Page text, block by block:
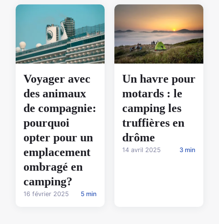
Voyager avec
des animaux
de compagnie:
pourquoi
opter pour un
emplacement
ombragé en
camping?
16 février 2025 5 min
Un havre pour
motards : le
camping les
truffières en
drôme
14 avril 2025 3 min